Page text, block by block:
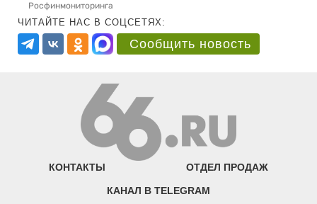
Росфинмониторинга
ЧИТАЙТЕ НАС В СОЦСЕТЯХ:
Сообщить новость
КОНТАКТЫ ОТДЕЛ ПРОДАЖ
КАНАЛ В TELEGRAM